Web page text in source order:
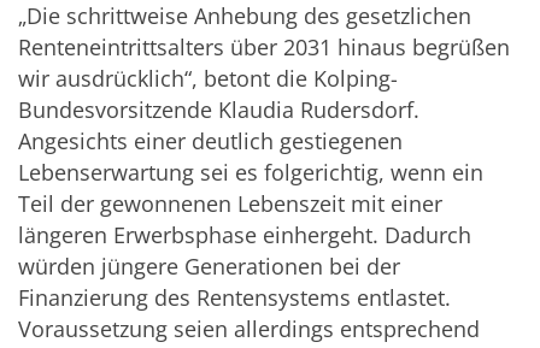
„Die schrittweise Anhebung des gesetzlichen
Renteneintrittsalters über 2031 hinaus begrüßen
wir ausdrücklich“, betont die Kolping-
Bundesvorsitzende Klaudia Rudersdorf.
Angesichts einer deutlich gestiegenen
Lebenserwartung sei es folgerichtig, wenn ein
Teil der gewonnenen Lebenszeit mit einer
längeren Erwerbsphase einhergeht. Dadurch
würden jüngere Generationen bei der
Finanzierung des Rentensystems entlastet.
Voraussetzung seien allerdings entsprechend